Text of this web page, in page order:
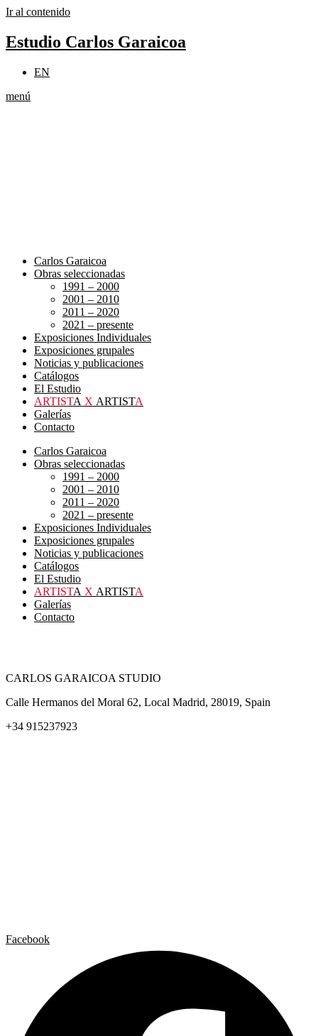
Ir al contenido
Estudio Carlos Garaicoa
EN
menú
Carlos Garaicoa
Obras seleccionadas
1991 – 2000
2001 – 2010
2011 – 2020
2021 – presente
Exposiciones Individuales
Exposiciones grupales
Noticias y publicaciones
Catálogos
El Estudio
ARTISTA X ARTISTA
Galerías
Contacto
Carlos Garaicoa
Obras seleccionadas
1991 – 2000
2001 – 2010
2011 – 2020
2021 – presente
Exposiciones Individuales
Exposiciones grupales
Noticias y publicaciones
Catálogos
El Estudio
ARTISTA X ARTISTA
Galerías
Contacto
CARLOS GARAICOA STUDIO
Calle Hermanos del Moral 62, Local Madrid, 28019, Spain
+34 915237923
Facebook